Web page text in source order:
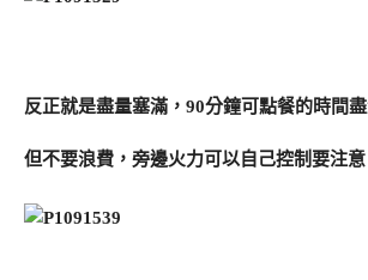
反正就是盡量塞滿，90分鐘可點餐的時間
但不要浪費，旁邊火力可以自己控制要注意